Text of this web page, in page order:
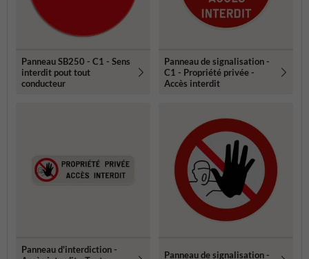
Panneau SB250 - C1 - Sens
interdit pout tout
conducteur
Panneau de signalisation -
C1 - Propriété privée -
Accès interdit
Panneau d'interdiction -
Panneau de signalisation -